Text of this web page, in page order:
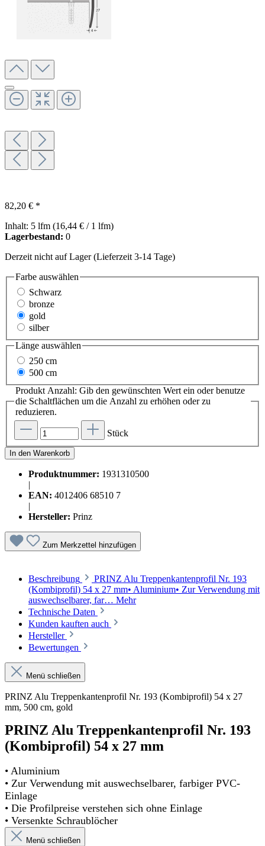
82,20 € *
Inhalt: 5 lfm (16,44 € / 1 lfm)
Lagerbestand: 0
Derzeit nicht auf Lager (Lieferzeit 3-14 Tage)
Farbe auswählen
Schwarz
bronze
gold
silber
Länge auswählen
250 cm
500 cm
Produkt Anzahl: Gib den gewünschten Wert ein oder benutze
die Schaltflächen um die Anzahl zu erhöhen oder zu
reduzieren.
Stück
In den Warenkorb
Produktnummer: 1931310500
|
EAN: 4012406 68510 7
|
Hersteller: Prinz
Zum Merkzettel hinzufügen
Beschreibung
PRINZ Alu Treppenkantenprofil Nr. 193
(Kombiprofil) 54 x 27 mm• Aluminium• Zur Verwendung mit
auswechselbarer, far… Mehr
Technische Daten
Kunden kauften auch
Hersteller
Bewertungen
Menü schließen
PRINZ Alu Treppenkantenprofil Nr. 193 (Kombiprofil) 54 x 27
mm, 500 cm, gold
PRINZ Alu Treppenkantenprofil Nr. 193
(Kombiprofil) 54 x 27 mm
• Aluminium
• Zur Verwendung mit auswechselbarer, farbiger PVC-
Einlage
• Die Profilpreise verstehen sich ohne Einlage
• Versenkte Schraublöcher
Menü schließen